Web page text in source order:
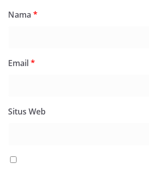
Nama *
Email*
Situs Web